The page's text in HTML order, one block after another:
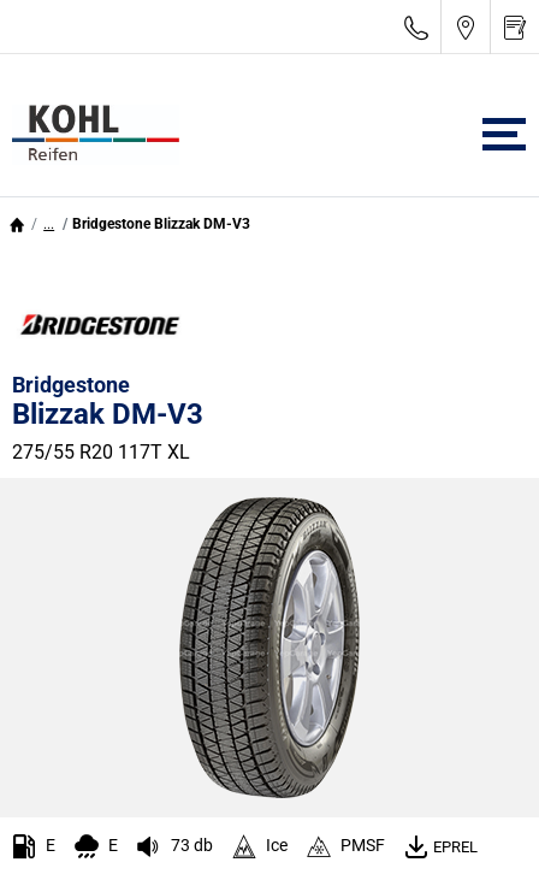
... Bridgestone Blizzak DM-V3
Bridgestone
Blizzak DM-V3
275/55 R20 117T XL
E E 73 db Ice PMSF EPREL